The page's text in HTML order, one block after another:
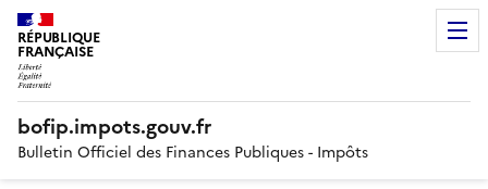
RÉPUBLIQUE
FRANÇAISE
bofip.impots.gouv.fr
Bulletin Officiel des Finances Publiques - Impôts